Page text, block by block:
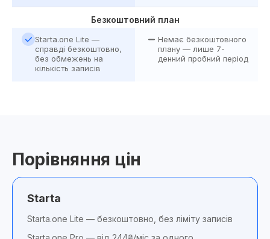
Безкоштовний план
Starta.one Lite —
справді безкоштовно,
без обмежень на
кількість записів
Немає безкоштовного
плану — лише 7-
денний пробний період
Порівняння цін
Starta
Starta.one Lite — безкоштовно, без ліміту записів